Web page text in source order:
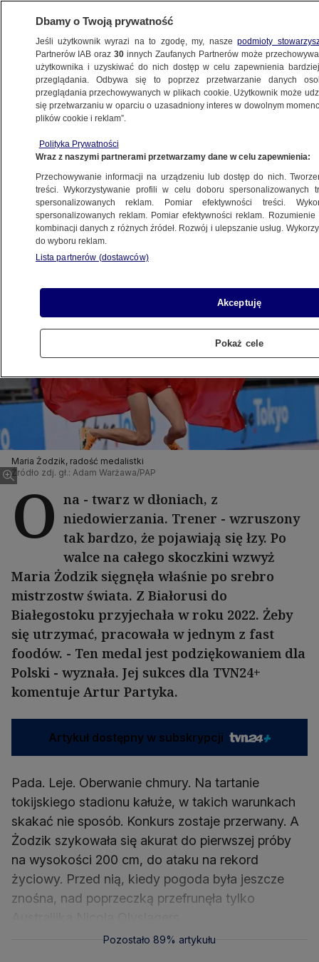
POLSKA
Jest już nasza. Z Białorusi do Polski
po medal mistrzostw świata
Rafał Kazimierczak
22.09.2025, 17:08
Posłuchaj artykułu
Maria Żodzik, radość medalistki
Źródło zdj. gł.: Adam Warżawa/PAP
O na - twarz w dłoniach, z
niedowierzania. Trener - wzruszony
tak bardzo, że pojawiają się łzy. Po
walce na całego skoczkini wzwyż
Maria Żodzik sięgnęła właśnie po srebro
mistrzostw świata. Z Białorusi do
Białegostoku przyjechała w roku 2022. Żeby
się utrzymać, pracowała w jednym z fast
foodów. - Ten medal jest podziękowaniem dla
Polski - wyznała. Jej sukces dla TVN24+
komentuje Artur Partyka.
Artykuł dostępny w subskrypcji
Pada. Leje. Oberwanie chmury. Na tartanie
tokijskiego stadionu kałuże, w takich warunkach
skakać nie sposób. Konkurs zostaje przerwany. A
Żodzik szykowała się akurat do pierwszej próby
na wysokości 200 cm, do ataku na rekord
życiowy. Przed nią, kiedy pogoda była jeszcze
znośna, nad poprzeczką przefrunęła tylko
Pozostało 89% artykułu
Dbamy o Twoją prywatność
Jeśli użytkownik wyrazi na to zgodę, my, naszepodmioty
Partnerów IAB oraz30 innych Zaufanych Partnerów może
użytkownika i uzyskiwać do nich dostęp w celu zapewnienia
przeglądania. Odbywa się to poprzez przetwarzanie danych
przeglądania przechowywanych w plikach cookie. Użytkownik może
się przetwarzaniu w oparciu o uzasadniony interes w dowolnym
plików cookie i reklam”.
Polityka Prywatności
Wraz z naszymi partnerami przetwarzamy dane w celu zapewnienia:
Przechowywanie informacji na urządzeniu lub dostęp do nich.
treści. Wykorzystywanie profili w celu doboru spersonalizowanych
spersonalizowanych reklam. Pomiar efektywności treści.
spersonalizowanych reklam. Pomiar efektywności reklam.
kombinacji danych z różnych źródeł. Rozwój i ulepszanie usług.
do wyboru reklam.
Lista partnerów (dostawców)
Akceptuję
Pokaż cele